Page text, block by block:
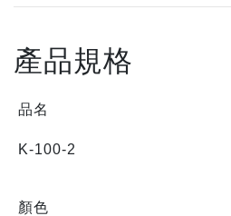
產品規格
品名
K-100-2
顏色